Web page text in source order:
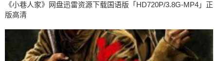
《小巷人家》网盘迅雷资源下载国语版「HD720P/3.8G-MP4」正
版高清